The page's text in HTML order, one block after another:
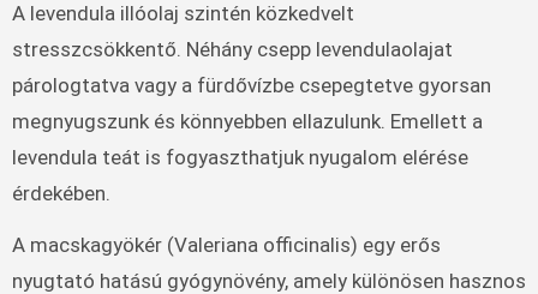
A levendula illóolaj szintén közkedvelt
stresszcsökkentő. Néhány csepp levendulaolajat
párologtatva vagy a fürdővízbe csepegtetve gyorsan
megnyugszunk és könnyebben ellazulunk. Emellett a
levendula teát is fogyaszthatjuk nyugalom elérése
érdekében.
A macskagyökér (Valeriana officinalis) egy erős
nyugtató hatású gyógynövény, amely különösen hasznos